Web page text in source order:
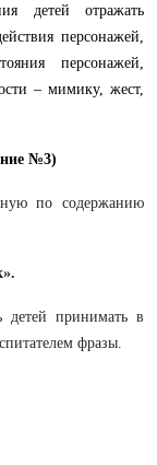
детей отражать
персонажей,
персонажей,
– мимику, жест,
№3)
по содержанию
детей принимать в
фразы.